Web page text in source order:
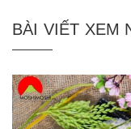
BÀI VIẾT XEM